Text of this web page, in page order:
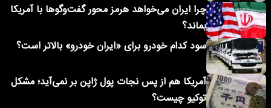
چرا ایران می‌خواهد هرمز محور گفت‌وگوها با آمریکا
بماند؟
سود کدام خودرو برای «ایران خودرو» بالاتر است؟
آمریکا هم از پس نجات پول ژاپن بر نمی‌آید؛ مشکل
توکیو چیست؟